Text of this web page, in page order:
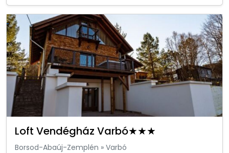
Loft Vendégház Varbó★★★
Borsod-Abaúj-Zemplén » Varbó